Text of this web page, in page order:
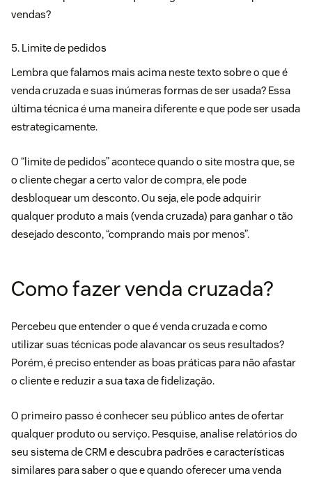
vendas?
5. Limite de pedidos
Lembra que falamos mais acima neste texto sobre o que é
venda cruzada e suas inúmeras formas de ser usada? Essa
última técnica é uma maneira diferente e que pode ser usada
estrategicamente.
O “limite de pedidos” acontece quando o site mostra que, se
o cliente chegar a certo valor de compra, ele pode
desbloquear um desconto. Ou seja, ele pode adquirir
qualquer produto a mais (venda cruzada) para ganhar o tão
desejado desconto, “comprando mais por menos”.
Como fazer venda cruzada?
Percebeu que entender o que é venda cruzada e como
utilizar suas técnicas pode alavancar os seus resultados?
Porém, é preciso entender as boas práticas para não afastar
o cliente e reduzir a sua taxa de fidelização.
O primeiro passo é conhecer seu público antes de ofertar
qualquer produto ou serviço. Pesquise, analise relatórios do
seu sistema de CRM e descubra padrões e características
similares para saber o que e quando oferecer uma venda